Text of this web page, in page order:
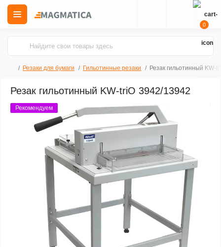
0
Резаки для бумаги Гильотинные резаки Резак гильотинный KW-
Резак гильотинный KW-triO 3942/13942
Рекомендуем